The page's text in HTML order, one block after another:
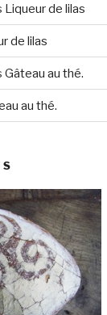
Liqueur de lilas
de lilas
Gâteau au thé.
au thé.